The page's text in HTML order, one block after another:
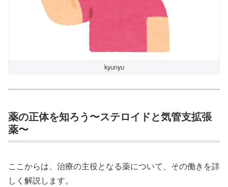
kyunyu
薬の正体を知ろう〜ステロイドと気管支拡張
薬〜
ここからは、治療の主役となる薬について、その働きを詳
しく解説します。